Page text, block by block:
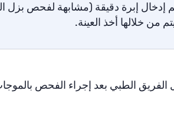
إدخال إبرة دقيقة (مشابهة لفحص بزل
من خلالها أخذ العينة.
الطبي بعد إجراء الفحص